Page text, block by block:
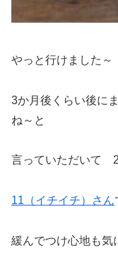
やっと行けました～
3か月後くらい後に
ね～と
言っていただいて
11（イチイチ）さん
緩んでつけ心地も気